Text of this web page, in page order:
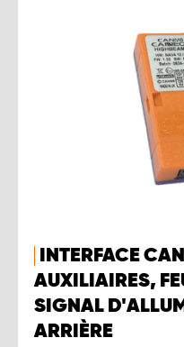
INTERFACE
AUXILIAIRES,
SIGNAL
ARRIÈRE